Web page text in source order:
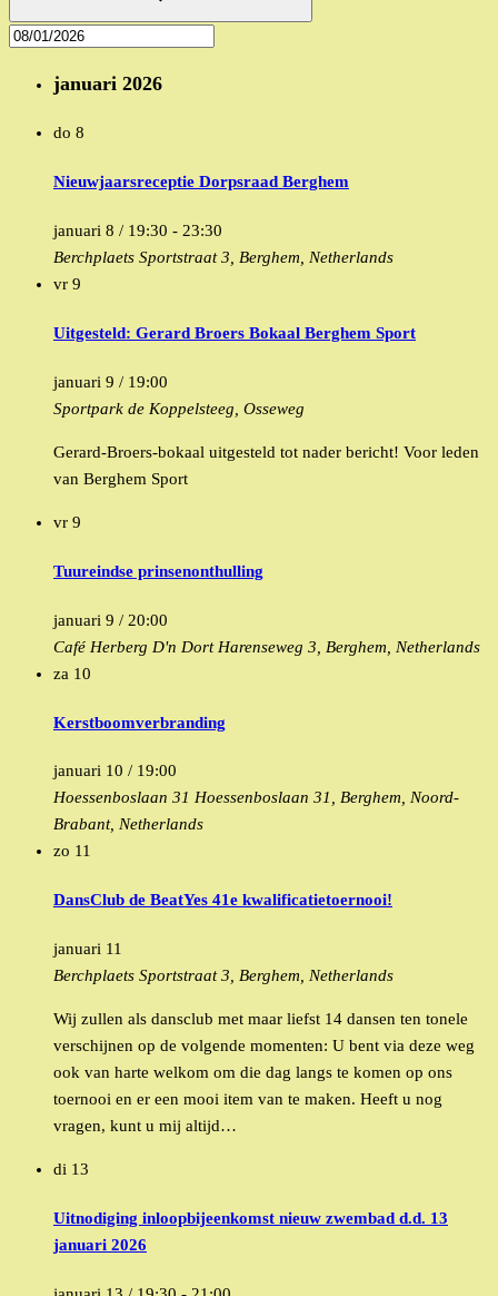
januari 2026
do 8
Nieuwjaarsreceptie Dorpsraad Berghem
januari 8 / 19:30 - 23:30
Berchplaets Sportstraat 3, Berghem, Netherlands
vr 9
Uitgesteld: Gerard Broers Bokaal Berghem Sport
januari 9 / 19:00
Sportpark de Koppelsteeg, Osseweg
Gerard-Broers-bokaal uitgesteld tot nader bericht! Voor leden
van Berghem Sport
vr 9
Tuureindse prinsenonthulling
januari 9 / 20:00
Café Herberg D'n Dort Harenseweg 3, Berghem, Netherlands
za 10
Kerstboomverbranding
januari 10 / 19:00
Hoessenboslaan 31 Hoessenboslaan 31, Berghem, Noord-
Brabant, Netherlands
zo 11
DansClub de BeatYes 41e kwalificatietoernooi!
januari 11
Berchplaets Sportstraat 3, Berghem, Netherlands
Wij zullen als dansclub met maar liefst 14 dansen ten tonele
verschijnen op de volgende momenten: U bent via deze weg
ook van harte welkom om die dag langs te komen op ons
toernooi en er een mooi item van te maken. Heeft u nog
vragen, kunt u mij altijd…
di 13
Uitnodiging inloopbijeenkomst nieuw zwembad d.d. 13
januari 2026